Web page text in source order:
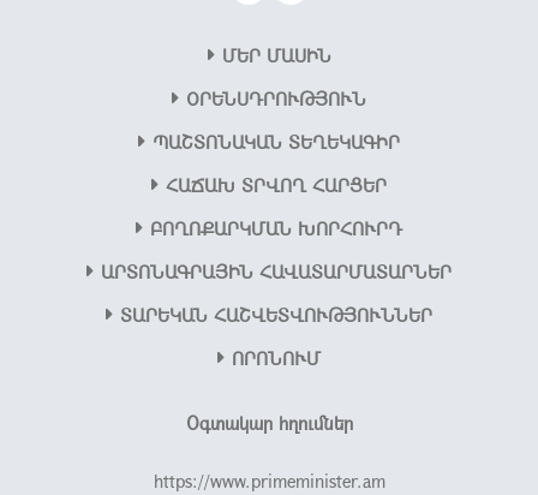
ՄԵՐ ՄԱՍԻՆ
OՐԵՆՍԴՐՈՒԹՅՈՒՆ
ՊԱՇՏՈՆԱԿԱՆ ՏԵՂԵԿԱԳԻՐ
ՀԱՃԱԽ ՏՐՎՈՂ ՀԱՐՑԵՐ
ԲՈՂՈՔԱՐԿՄԱՆ ԽՈՐՀՈՒՐԴ
ԱՐՏՈՆԱԳՐԱՅԻՆ ՀԱՎԱՏԱՐՄԱՏԱՐՆԵՐ
ՏԱՐԵԿԱՆ ՀԱՇՎԵՏՎՈՒԹՅՈՒՆՆԵՐ
ՈՐՈՆՈՒՄ
Օգտակար հղումներ
https://www.primeminister.am